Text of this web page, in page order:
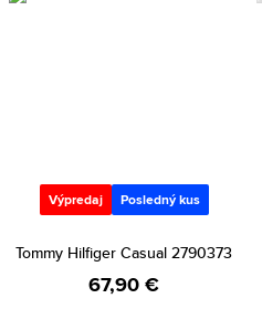
Výpredaj Posledný kus
Tommy Hilfiger Casual 2790373
67,90 €